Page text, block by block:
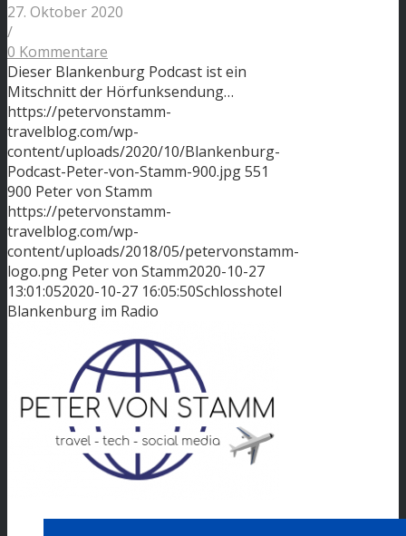
27. Oktober 2020
/
0 Kommentare
Dieser Blankenburg Podcast ist ein
Mitschnitt der Hörfunksendung…
https://petervonstamm-
travelblog.com/wp-
content/uploads/2020/10/Blankenburg-
Podcast-Peter-von-Stamm-900.jpg551
900 Peter von Stamm
https://petervonstamm-
travelblog.com/wp-
content/uploads/2018/05/petervonstamm-
logo.png Peter von Stamm2020-10-27
13:01:052020-10-27 16:05:50Schlosshotel
Blankenburg im Radio